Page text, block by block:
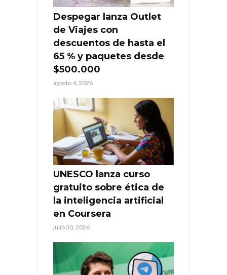
Despegar lanza Outlet
de Viajes con
descuentos de hasta el
65 % y paquetes desde
$500.000
agosto 4, 2026
UNESCO lanza curso
gratuito sobre ética de
la inteligencia artificial
en Coursera
julio 30, 2026